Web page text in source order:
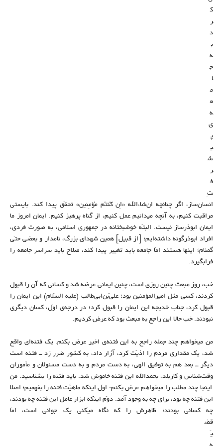
ک
ر
د
ب
ه
ج
ا
م
ع
ه‌
ی
پ
ی
ش
ر
ف
تِ
انسان‌ساز، اگر چنانچه ان‌شاء‌الله «اِن کُنتُم مُؤمِنین‌» تحقّق پیدا کند. بایستی
مراقبت کنیم، به آنچه میدانیم عمل کنیم، از گناه پرهیز کنیم. ایمان امروز ما
ایمان ابوذرساز نیست. البتّه خوشبختانه در جمهوری اسلامی، به صورت فردی،
افراد ابوذرگونه داشته‌ایم؛ [از قبیل] همین شهدای بزرگ، نامدار و بعضی حتّی
گمنام؛ اینها هستند امّا جامعه باید تغییر پیدا کند، صلاح باید سراسر جامعه را
فرابگیرد.
خب، روز مبعث چنین روزی است، چنین ایمانی عرضه شد و کسانی که آن را قبول
کردند، کسی مثل امیرالمؤمنین بود؛ علیّ‌بن‌ابی‌طالب (علیه السّلام) این ایمان را
قبول کرد، جناب خدیجه این ایمان را قبول کرد؛ در درجه‌ی اوّل، کسان دیگری
نبودند. خب حالا این راجع به مبعث بود که عرض کردیم.
من میخواهم چند جمله راجع به این فتنه‌ی اخیر عرض بکنم. یک فتنه‌ای واقع
شد، یک مقداری مردم را اذیّت کرد، آزار داد، به کشور ضرر زد ــ فتنه است
دیگر ــ بعد هم به توفیق الهی، به دست مردم و به دست مسئولان و مأموران
وقت‌شناس و کاربلد، بحمدالله این فتنه خاموش شد. باید فتنه را بشناسید. من
اینجا چند مطلب را میخواهم عرض بکنم: اوّل اینکه ماهیّت فتنه را بفهمیم؛ اصلاً
این فتنه چه بود، برای چه به وجود آمد. دوّم اینکه ابزار عامل این فتنه چه بودند،
چه کسانی بودند؛ ظاهرش را که نگاه میکنی یک جوانی است، امّا
قض
یّ